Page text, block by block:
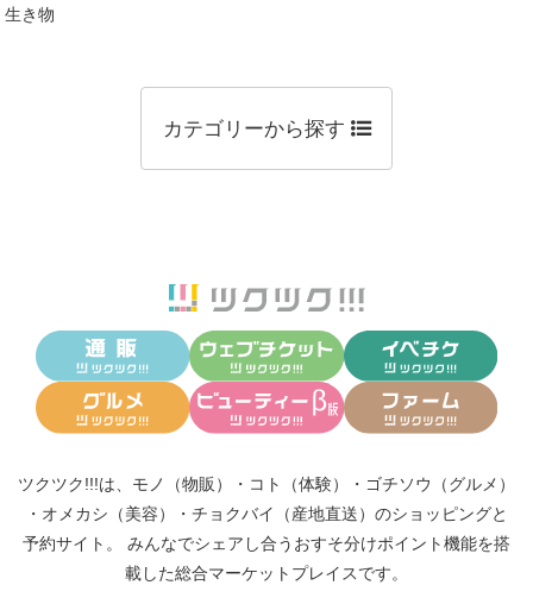
生き物
カテゴリーから探す
ツクツク!!!は、 モノ（物販） ・ コト（体験） ・ ゴチソウ（グルメ）
・ オメカシ（美容） ・ チョクバイ（産地直送） のショッピングと
予約サイト。
みんなでシェアし合う おすそ分けポイント機能を搭
載した総合マーケットプレイスです。